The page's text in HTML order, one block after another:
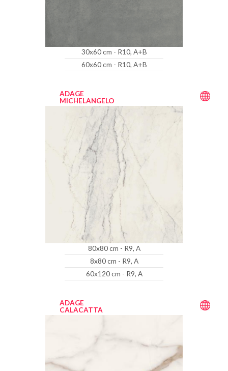
30x60 cm - R10, A+B
60x60 cm - R10, A+B
ADAGE
MICHELANGELO
80x80 cm - R9, A
8x80 cm - R9, A
60x120 cm - R9, A
ADAGE
CALACATTA